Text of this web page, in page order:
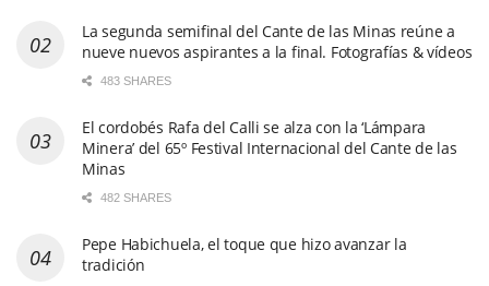
La segunda semifinal del Cante de las Minas reúne a
nueve nuevos aspirantes a la final. Fotografías & vídeos
483 SHARES
El cordobés Rafa del Calli se alza con la ‘Lámpara
Minera’ del 65º Festival Internacional del Cante de las
Minas
482 SHARES
Pepe Habichuela, el toque que hizo avanzar la
tradición